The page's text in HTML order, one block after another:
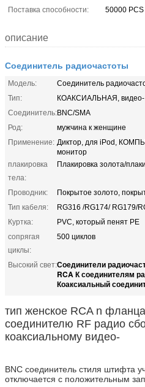
Поставка способности:
50000
описание
Соединитель радиочастоты
Модель:
Соединитель
Тип:
КОАКСИАЛЬНАЯ, видео-
Соединитель:BNC/SMA
Род:
мужчина к женщине
Применение: Диктор, для iPod,
монитор
плакировка
тела:
Плакировка золота/
Проводник:
Покрытое золото,
Тип кабеля:
RG316 /RG174/ RG179/
Куртка:
PVC, который пенят PE
сопрягая
циклы:
500 циклов
Высокий свет:Соединители
RCA К соединителям
Коаксиальный
тип женское RCA n
соединителю RF радио
коаксиальному видео-
BNC соединитель стиля штифта
отключается с положительным